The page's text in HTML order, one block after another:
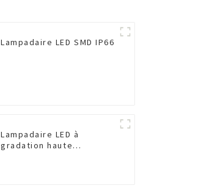
Lampadaire LED SMD IP66
Lampadaire LED à
gradation haute